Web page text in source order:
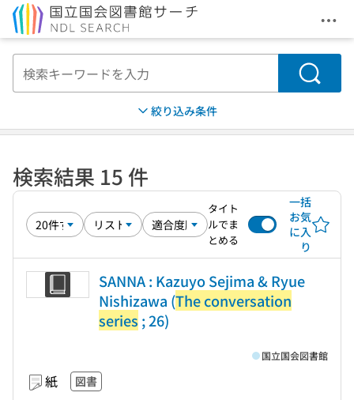
メ
検索
絞り込み条件
検索結果 15 件
タイト
ルでま
とめる
一括
お気
に入
り
SANNA : Kazuyo Sejima & Ryue
Nishizawa (The conversation
series ; 26)
紙 図書
国立国会図書館